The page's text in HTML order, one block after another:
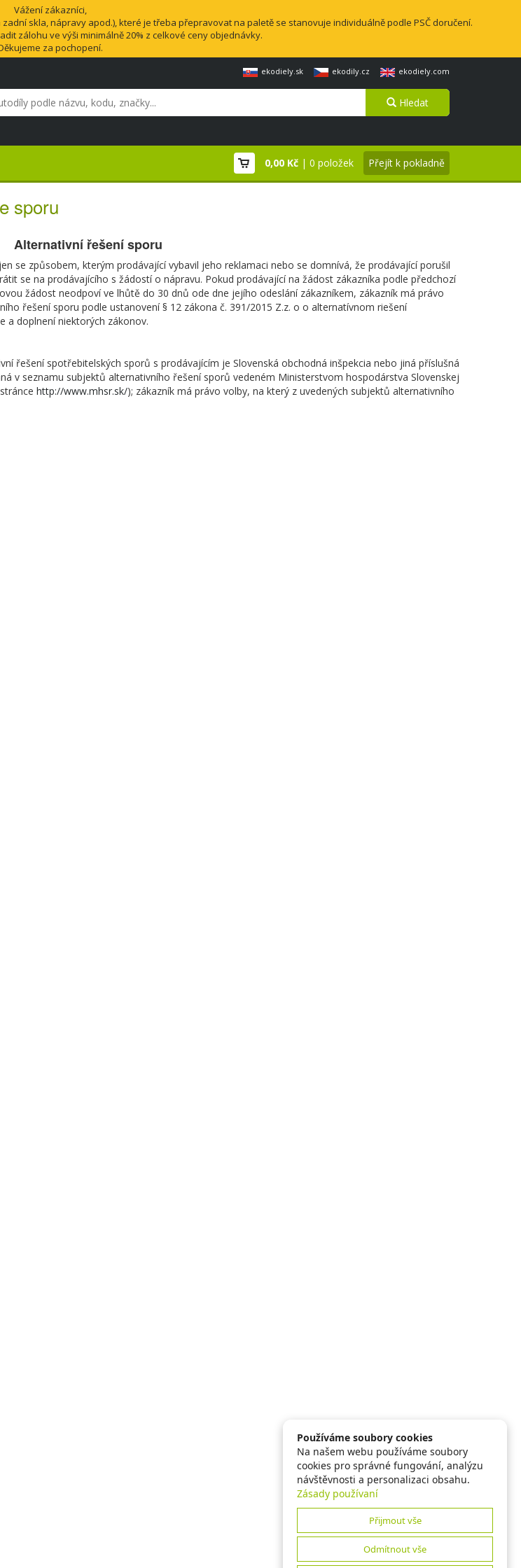
Vážení zákazníci,
skla, nápravy apod.), které je třeba přepravovat na paletě se stanovuje individuálně podle PSČ doručení.
zálohu ve výši minimálně 20% z celkové ceny objednávky.
za pochopení.
ekodiely.sk ekodily.cz ekodiely.com
Hledat
0,00 Kč | 0 položek Přejít k pokladně
sporu
Alternativní řešení sporu
se způsobem, kterým prodávající vybavil jeho reklamaci nebo se domnívá, že prodávající porušil
se na prodávajícího s žádostí o nápravu. Pokud prodávající na žádost zákazníka podle předchozí
žádost neodpoví ve lhůtě do 30 dnů ode dne jejího odeslání zákazníkem, zákazník má právo
řešení sporu podle ustanovení § 12 zákona č. 391/2015 Z.z. o o alternatívnom riešení
a doplnení niektorých zákonov.
řešení spotřebitelských sporů s prodávajícím je Slovenská obchodná inšpekcia nebo jiná příslušná
v seznamu subjektů alternativního řešení sporů vedeném Ministerstvom hospodárstva Slovenskej
http://www.mhsr.sk/); zákazník má právo volby, na který z uvedených subjektů alternativního
Používáme soubory cookies
Na našem webu používáme soubory
cookies pro správné fungování, analýzu
návštěvnosti a personalizaci obsahu.
Zásady používaní
Přijmout vše
Odmítnout vše